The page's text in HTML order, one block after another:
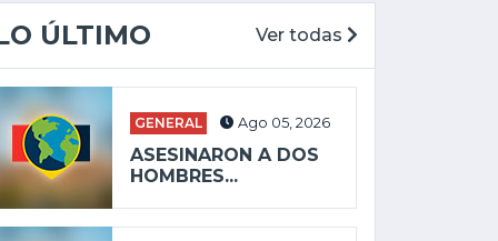
ÚLTIMO Ver todas
GENERAL Ago 05, 2026
ASESINARON A DOS
HOMBRES...